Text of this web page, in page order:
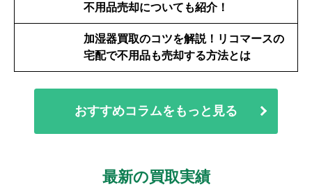
不用品売却についても紹介！
加湿器買取のコツを解説！リコマースの
宅配で不用品も売却する方法とは
おすすめコラムをもっと見る
最新の買取実績